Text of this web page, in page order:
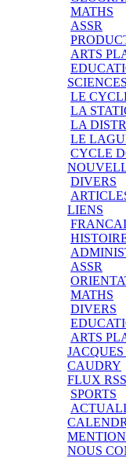
MATHS
ASSR
ARTS
SCIENCES
LE
LA
LA
LE
CYCLE
DIVERS
LIENS
ASSR
MATHS
DIVERS
ARTS
CAUDRY
FLUX RSS
SPORTS
NOUS